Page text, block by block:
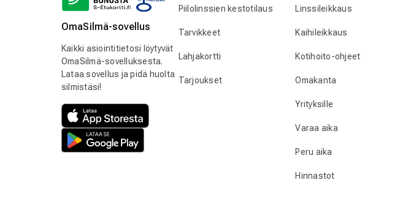
OmaSilmä-sovellus
Kaikki asiointitietosi löytyvät
OmaSilmä-sovelluksesta.
Lataa sovellus ja pidä huolta
silmistäsi!
Piilolinssien kestotilaus
Tarvikkeet
Lahjakortti
Tarjoukset
Linssileikkaus
Kaihileikkaus
Kotihoito-ohjeet
Omakanta
Yrityksille
Varaa aika
Peru aika
Hinnastot